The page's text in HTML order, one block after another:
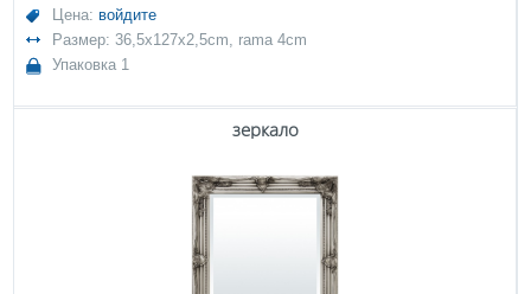
Цена: войдите
Размер: 36,5x127x2,5cm, rama 4cm
Упаковка 1
зеркало